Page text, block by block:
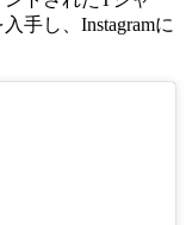
手し、Instagramに